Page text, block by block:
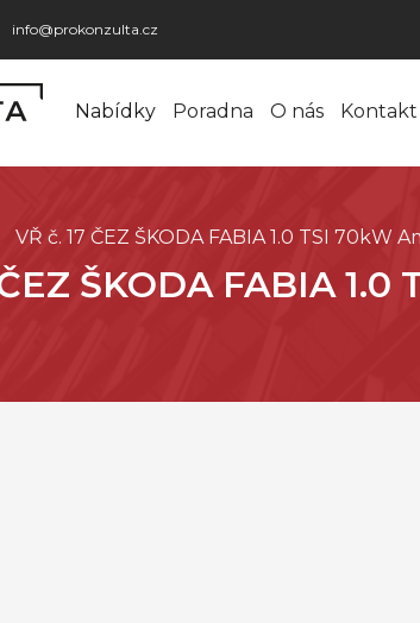
info@prokonzulta.cz
Nabídky Poradna O nás Kontakt
VŘ č. 17 ČEZ ŠKODA FABIA 1.0 TSI 70kW
ŠKODA FABIA